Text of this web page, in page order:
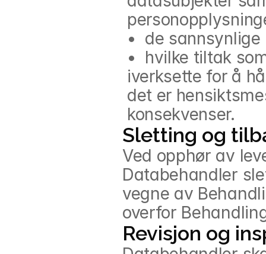
•  de
•  hvilke tiltak
iverksette for å
det er
konsekvenser.
Sletting og
Ved opphør av
Databehandler
vegne av
overfor
Revisjon og